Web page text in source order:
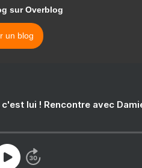
sur Overblog
un blog
lui ! Rencontre avec